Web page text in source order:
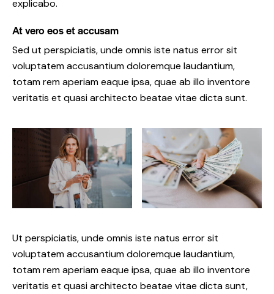
explicabo.
At vero eos et accusam
Sed ut perspiciatis, unde omnis iste natus error sit
voluptatem accusantium doloremque laudantium,
totam rem aperiam eaque ipsa, quae ab illo inventore
veritatis et quasi architecto beatae vitae dicta sunt.
Ut perspiciatis, unde omnis iste natus error sit
voluptatem accusantium doloremque laudantium,
totam rem aperiam eaque ipsa, quae ab illo inventore
veritatis et quasi architecto beatae vitae dicta sunt,